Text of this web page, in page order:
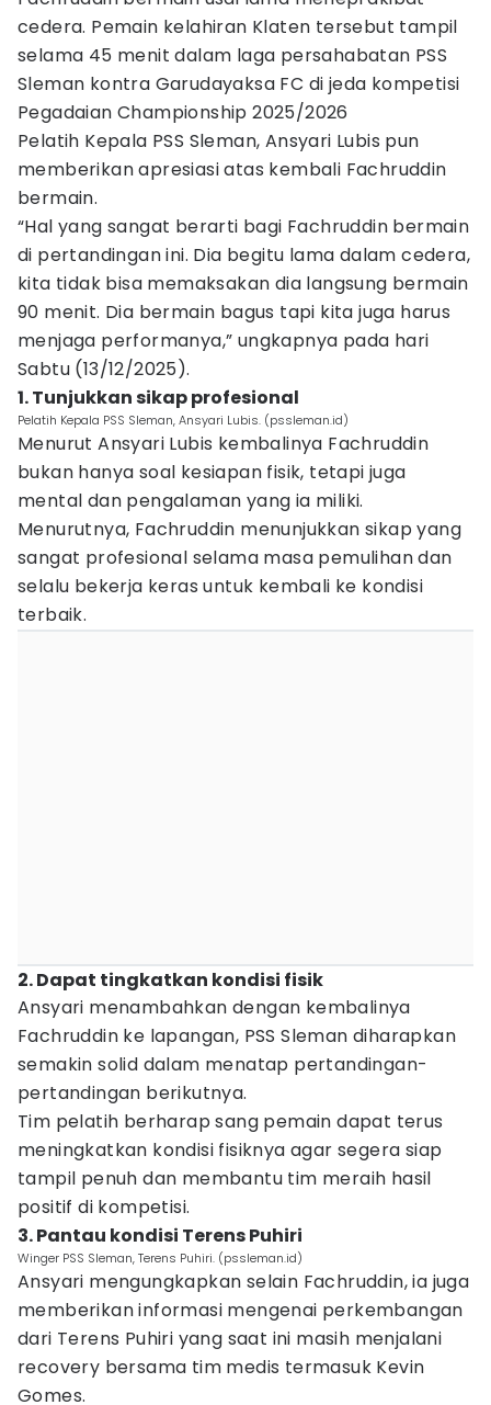
cedera. Pemain kelahiran Klaten tersebut tampil
selama 45 menit dalam laga persahabatan PSS
Sleman kontra Garudayaksa FC di jeda kompetisi
Pegadaian Championship 2025/2026
Pelatih Kepala PSS Sleman, Ansyari Lubis pun
memberikan apresiasi atas kembali Fachruddin
bermain.
“Hal yang sangat berarti bagi Fachruddin bermain
di pertandingan ini. Dia begitu lama dalam cedera,
kita tidak bisa memaksakan dia langsung bermain
90 menit. Dia bermain bagus tapi kita juga harus
menjaga performanya,” ungkapnya pada hari
Sabtu (13/12/2025).
1. Tunjukkan sikap profesional
Pelatih Kepala PSS Sleman, Ansyari Lubis. (pssleman.id)
Menurut Ansyari Lubis kembalinya Fachruddin
bukan hanya soal kesiapan fisik, tetapi juga
mental dan pengalaman yang ia miliki.
Menurutnya, Fachruddin menunjukkan sikap yang
sangat profesional selama masa pemulihan dan
selalu bekerja keras untuk kembali ke kondisi
terbaik.
2. Dapat tingkatkan kondisi fisik
Ansyari menambahkan dengan kembalinya
Fachruddin ke lapangan, PSS Sleman diharapkan
semakin solid dalam menatap pertandingan-
pertandingan berikutnya.
Tim pelatih berharap sang pemain dapat terus
meningkatkan kondisi fisiknya agar segera siap
tampil penuh dan membantu tim meraih hasil
positif di kompetisi.
3. Pantau kondisi Terens Puhiri
Winger PSS Sleman, Terens Puhiri. (pssleman.id)
Ansyari mengungkapkan selain Fachruddin, ia juga
memberikan informasi mengenai perkembangan
dari Terens Puhiri yang saat ini masih menjalani
recovery bersama tim medis termasuk Kevin
Gomes.